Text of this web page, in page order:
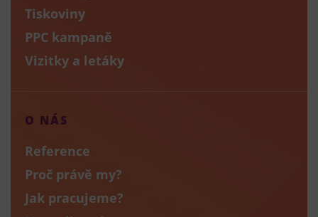
Tiskoviny
PPC kampaně
Vizitky a letáky
O NÁS
Reference
Proč právě my?
Jak pracujeme?